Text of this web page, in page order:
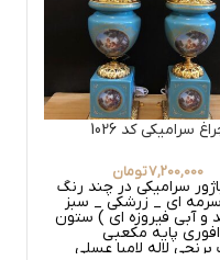
سرامیکی کد 1026
7,200,000تومان
سرامیکی در چند رنگ
سرمه ای _ زرشکی _ سبز
و آبی فیروزه ای ) ستون
پایه مکعبی
لاله لامپا عسلی